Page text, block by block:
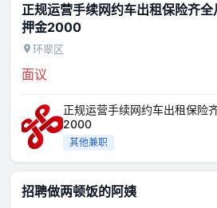
正规运营手续网约车出租保险齐全
押金2000
环翠区
面议
正规运营手续网约车出租保险
2000
其他兼职
招聘做两顿饭的阿姨